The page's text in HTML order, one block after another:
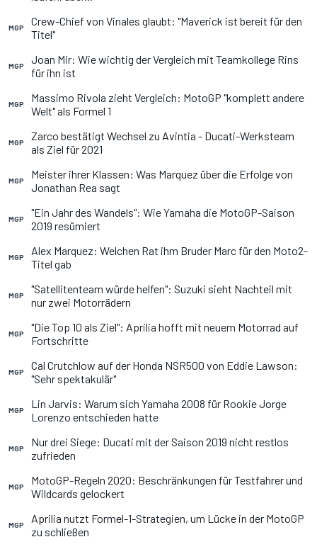
MGP
Crew-Chief von Vinales glaubt: "Maverick ist bereit für den
Titel"
MGP
Joan Mir: Wie wichtig der Vergleich mit Teamkollege Rins
für ihn ist
MGP
Massimo Rivola zieht Vergleich: MotoGP "komplett andere
Welt" als Formel 1
MGP
Zarco bestätigt Wechsel zu Avintia - Ducati-Werksteam
als Ziel für 2021
MGP
Meister ihrer Klassen: Was Marquez über die Erfolge von
Jonathan Rea sagt
MGP
"Ein Jahr des Wandels": Wie Yamaha die MotoGP-Saison
2019 resümiert
MGP
Alex Marquez: Welchen Rat ihm Bruder Marc für den Moto2-
Titel gab
MGP
"Satellitenteam würde helfen": Suzuki sieht Nachteil mit
nur zwei Motorrädern
MGP
"Die Top 10 als Ziel": Aprilia hofft mit neuem Motorrad auf
Fortschritte
MGP
Cal Crutchlow auf der Honda NSR500 von Eddie Lawson:
"Sehr spektakulär"
MGP
Lin Jarvis: Warum sich Yamaha 2008 für Rookie Jorge
Lorenzo entschieden hatte
MGP
Nur drei Siege: Ducati mit der Saison 2019 nicht restlos
zufrieden
MGP
MotoGP-Regeln 2020: Beschränkungen für Testfahrer und
Wildcards gelockert
MGP
Aprilia nutzt Formel-1-Strategien, um Lücke in der MotoGP
zu schließen